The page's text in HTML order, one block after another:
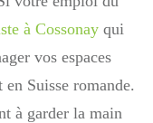
à Cossonay qui
vos espaces
Suisse romande.
à garder la main